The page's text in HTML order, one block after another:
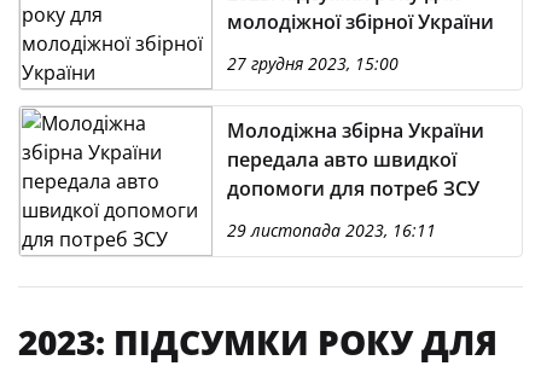
молодіжної збірної України
27 грудня 2023, 15:00
Молодіжна збірна України
передала авто швидкої
допомоги для потреб ЗСУ
29 листопада 2023, 16:11
2023: ПІДСУМКИ РОКУ ДЛЯ